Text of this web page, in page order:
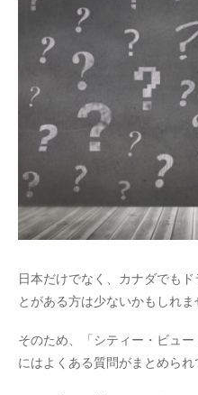
日本だけでなく、カナダでも
とがある方は少ないかもしれま
そのため、「シティー・ビュ
にはよくある質問がまとめられ